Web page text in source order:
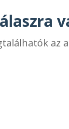
az
3-C/1